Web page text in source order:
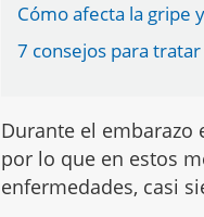
Cómo afecta la gripe
7 consejos para
Durante el
por lo que en estos
enfermedades, casi